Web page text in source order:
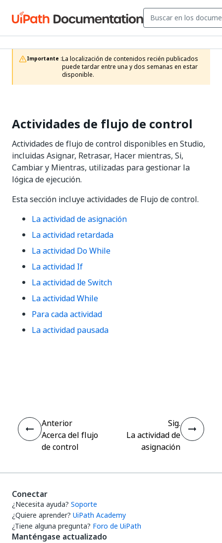
Importante :La localización de contenidos recién publicados
puede tardar entre una y dos semanas en estar
disponible.
Actividades de flujo de control
Actividades de flujo de control disponibles en Studio,
incluidas Asignar, Retrasar, Hacer mientras, Si,
Cambiar y Mientras, utilizadas para gestionar la
lógica de ejecución.
Esta sección incluye actividades de Flujo de control.
La actividad de asignación
La actividad retardada
La actividad Do While
La actividad If
La actividad de Switch
La actividad While
Para cada actividad
La actividad pausada
Anterior
Acerca del flujo
de control
Sig.
La actividad de
asignación
Conectar
¿Necesita ayuda? Soporte
¿Quiere aprender? UiPath Academy
¿Tiene alguna pregunta? Foro de UiPath
Manténgase actualizado